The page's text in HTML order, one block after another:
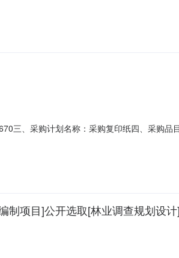
三、采购计划名称：采购复印纸四、采购品
制项目]公开选取[林业调查规划设